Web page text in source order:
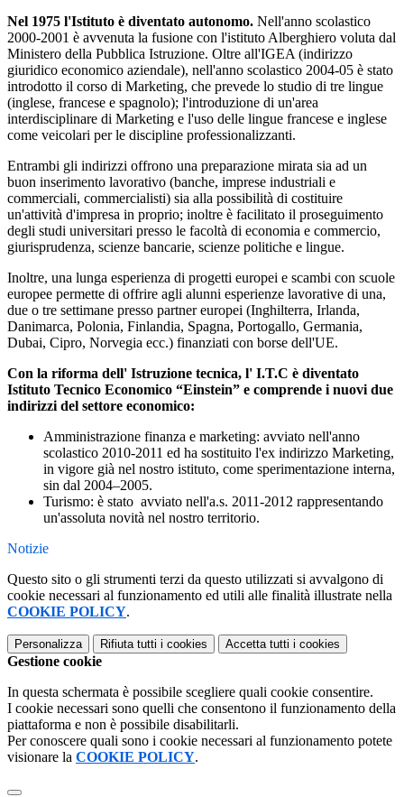
Nel 1975 l'Istituto è diventato autonomo. Nell'anno scolastico
2000-2001 è avvenuta la fusione con l'istituto Alberghiero voluta dal
Ministero della Pubblica Istruzione. Oltre all'IGEA (indirizzo
giuridico economico aziendale), nell'anno scolastico 2004-05 è stato
introdotto il corso di Marketing, che prevede lo studio di tre lingue
(inglese, francese e spagnolo); l'introduzione di un'area
interdisciplinare di Marketing e l'uso delle lingue francese e inglese
come veicolari per le discipline professionalizzanti.
Entrambi gli indirizzi offrono una preparazione mirata sia ad un
buon inserimento lavorativo (banche, imprese industriali e
commerciali, commercialisti) sia alla possibilità di costituire
un'attività d'impresa in proprio; inoltre è facilitato il proseguimento
degli studi universitari presso le facoltà di economia e commercio,
giurisprudenza, scienze bancarie, scienze politiche e lingue.
Inoltre, una lunga esperienza di progetti europei e scambi con scuole
europee permette di offrire agli alunni esperienze lavorative di una,
due o tre settimane presso partner europei (Inghilterra, Irlanda,
Danimarca, Polonia, Finlandia, Spagna, Portogallo, Germania,
Dubai, Cipro, Norvegia ecc.) finanziati con borse dell'UE.
Con la riforma dell' Istruzione tecnica, l' I.T.C è diventato
Istituto Tecnico Economico “Einstein” e comprende i nuovi due
indirizzi del settore economico:
Amministrazione finanza e marketing: avviato nell'anno
scolastico 2010-2011 ed ha sostituito l'ex indirizzo Marketing,
in vigore già nel nostro istituto, come sperimentazione interna,
sin dal 2004–2005.
Turismo: è stato avviato nell'a.s. 2011-2012 rappresentando
un'assoluta novità nel nostro territorio.
Notizie
Questo sito o gli strumenti terzi da questo utilizzati si avvalgono di
cookie necessari al funzionamento ed utili alle finalità illustrate nella
COOKIE POLICY.
Personalizza Rifiuta tutti i cookies Accetta tutti i cookies
Gestione cookie
In questa schermata è possibile scegliere quali cookie consentire.
I cookie necessari sono quelli che consentono il funzionamento della
piattaforma e non è possibile disabilitarli.
Per conoscere quali sono i cookie necessari al funzionamento potete
visionare la COOKIE POLICY.